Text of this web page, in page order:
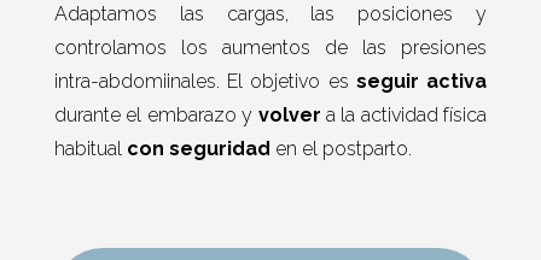
Adaptamos las cargas, las posiciones y
controlamos los aumentos de las presiones
intra-abdomiinales. El objetivo es seguir activa
durante el embarazo y volver a la actividad física
habitual con seguridad en el postparto.